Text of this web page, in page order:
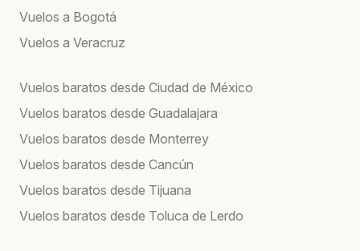
Vuelos a Bogotá
Vuelos a Veracruz
Vuelos baratos desde Ciudad de México
Vuelos baratos desde Guadalajara
Vuelos baratos desde Monterrey
Vuelos baratos desde Cancún
Vuelos baratos desde Tijuana
Vuelos baratos desde Toluca de Lerdo